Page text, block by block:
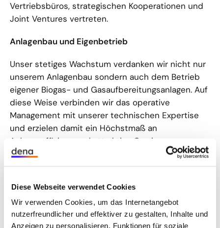
Diese Webseite verwendet Cookies
Wir verwenden Cookies, um das Internetangebot
nutzerfreundlicher und effektiver zu gestalten, Inhalte und
Anzeigen zu personalisieren, Funktionen für soziale
Vertriebsbüros, strategischen Kooperationen und
Joint Ventures vertreten.
Anlagenbau und Eigenbetrieb
Unser stetiges Wachstum verdanken wir nicht nur
unserem Anlagenbau sondern auch dem Betrieb
eigener Biogas- und Gasaufbereitungsanlagen. Auf
diese Weise verbinden wir das operative
Management mit unserer technischen Expertise
und erzielen damit ein Höchstmaß an
Anlageneffizienz und attraktive Gewinnmargen.
Technologische Entwicklungsarbeit
Weltweit genießen wir hohes Vertrauen bei
unseren Kunden. Gemessen an der installierten
Leistung sind wir in Europa Marktführer. Unser
herausragender Erfolg gründet sich auf unserer